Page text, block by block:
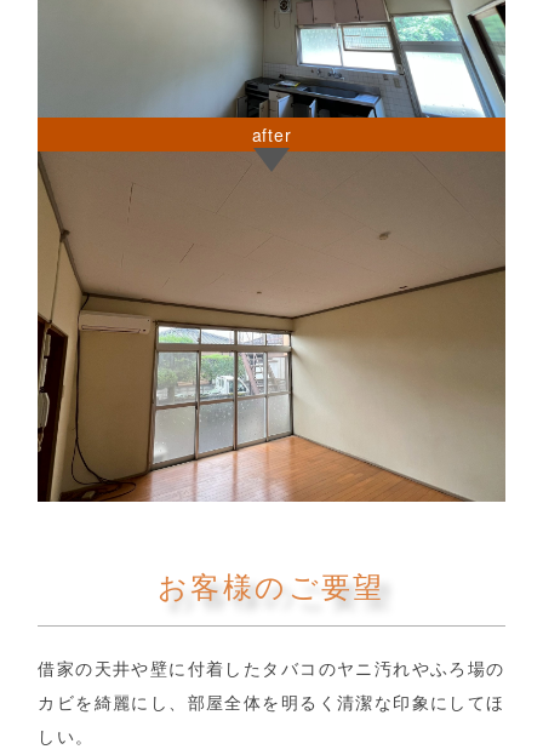
after
お客様のご要望
借家の天井や壁に付着したタバコのヤニ汚れやふろ場の
カビを綺麗にし、部屋全体を明るく清潔な印象にしてほ
しい。